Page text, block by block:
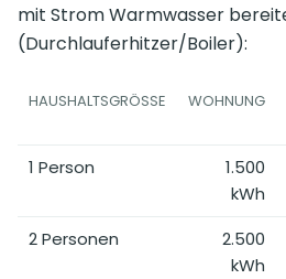
mit Strom Warmwasser
(Durchlauferhitzer/Boiler):
HAUSHALTSGRÖSSE WOHNUNG
1 Person
1.500
kWh
2 Personen
2.500
kWh